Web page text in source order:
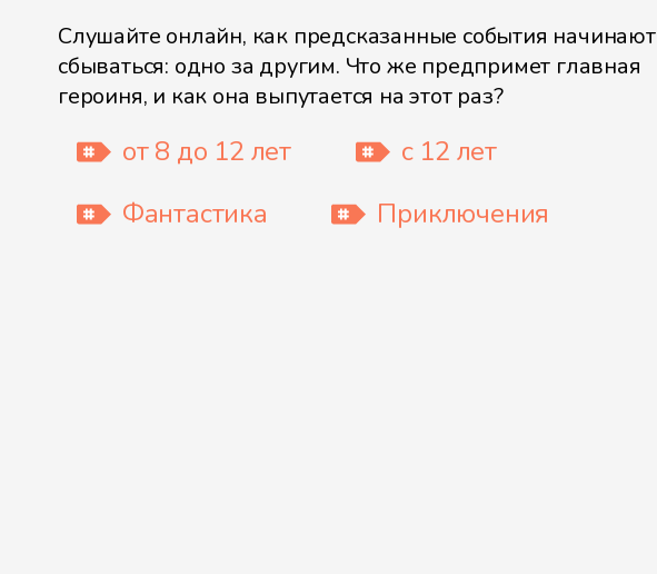
Слушайте онлайн, как предсказанные события начинают
сбываться: одно за другим. Что же предпримет главная
героиня, и как она выпутается на этот раз?
от 8 до 12 лет
с 12 лет
Фантастика
Приключения